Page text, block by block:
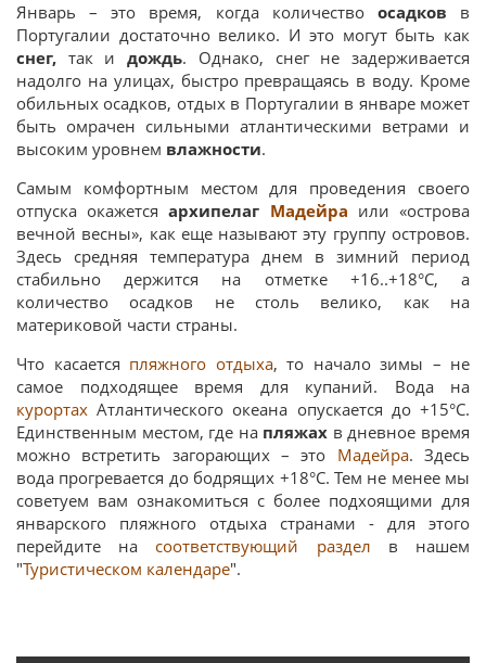
Январь – это время, когда количество осадков в
Португалии достаточно велико. И это могут быть как
снег, так идождь. Однако, снег не задерживается
надолго на улицах, быстро превращаясь в воду. Кроме
обильных осадков, отдых в Португалии в январе может
быть омрачен сильными атлантическими ветрами и
высоким уровнем влажности.
Самым комфортным местом для проведения своего
отпуска окажетсяархипелаг Мадейра или «острова
вечной весны», как еще называют эту группу островов.
Здесь средняя температура днем в зимний период
стабильно держится на отметке +16..+18°C, а
количество осадков не столь велико, как на
материковой части страны.
Что касается пляжного отдыха, то начало зимы – не
самое подходящее время для купаний. Вода на
курортах Атлантического океана опускается до +15°C.
Единственным местом, где на пляжах в дневное время
можно встретить загорающих – это Мадейра. Здесь
вода прогревается до бодрящих +18°C. Тем не менее мы
советуем вам ознакомиться с более подхоящими для
январского пляжного отдыха странами - для этого
перейдите на соответствующий раздел в нашем
"Туристическом календаре".